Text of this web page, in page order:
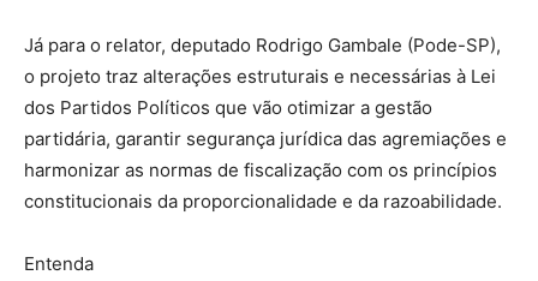
Já para o relator, deputado Rodrigo Gambale (Pode-SP),
o projeto traz alterações estruturais e necessárias à Lei
dos Partidos Políticos que vão otimizar a gestão
partidária, garantir segurança jurídica das agremiações e
harmonizar as normas de fiscalização com os princípios
constitucionais da proporcionalidade e da razoabilidade.
Entenda